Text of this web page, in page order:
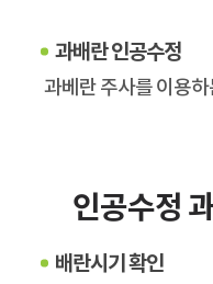
과배란 인공수정
과베란 주사를 이용
인공수정
배란시기 확인